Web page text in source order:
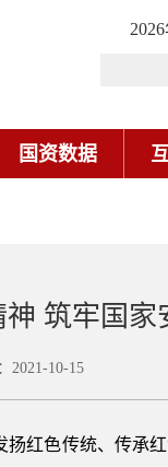
筑牢国家
10-15
红色传统、传承